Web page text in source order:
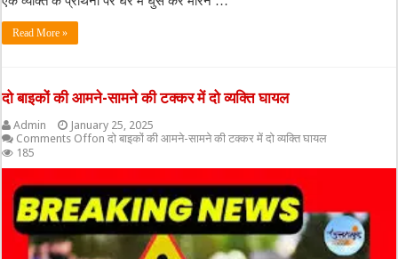
Read More »
दो बाइकों की आमने-सामने की टक्कर में दो व्यक्ति घायल
Admin
January 25, 2025
Comments Offon दो बाइकों की आमने-सामने की टक्कर में दो व्यक्ति घायल
185